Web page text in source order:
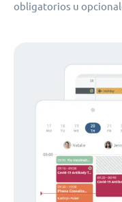
obligatorios u